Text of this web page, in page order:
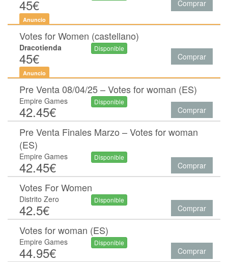
45€ Comprar
Anuncio
Votes for Women (castellano)
Dracotienda
45€
Disponible
Comprar
Anuncio
Pre Venta 08/04/25 – Votes for woman (ES)
Empire Games
42.45€
Disponible
Comprar
Pre Venta Finales Marzo – Votes for woman
(ES)
Empire Games
42.45€
Disponible
Comprar
Votes For Women
Distrito Zero
42.5€
Disponible
Comprar
Votes for woman (ES)
Empire Games
44.95€
Disponible
Comprar